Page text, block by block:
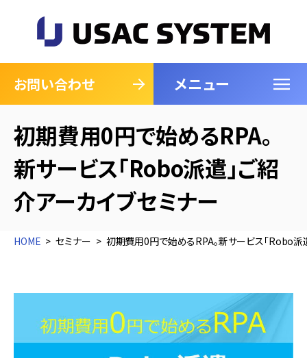
お問い合わせ メニュー
閉じる
初期費用0円で始めるRPA。
新サービス「Robo派遣」ご紹
介アーカイブセミナー
HOME セミナー 初期費用0円で始めるRPA。新サービス「Robo派